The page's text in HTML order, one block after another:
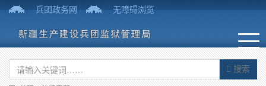
兵团政务网 无障碍浏览
搜索